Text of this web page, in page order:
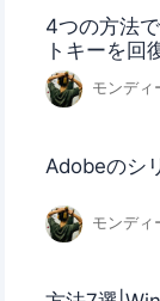
4つの方法
トキーを回
モンデ
Adobeのシ
モンデ